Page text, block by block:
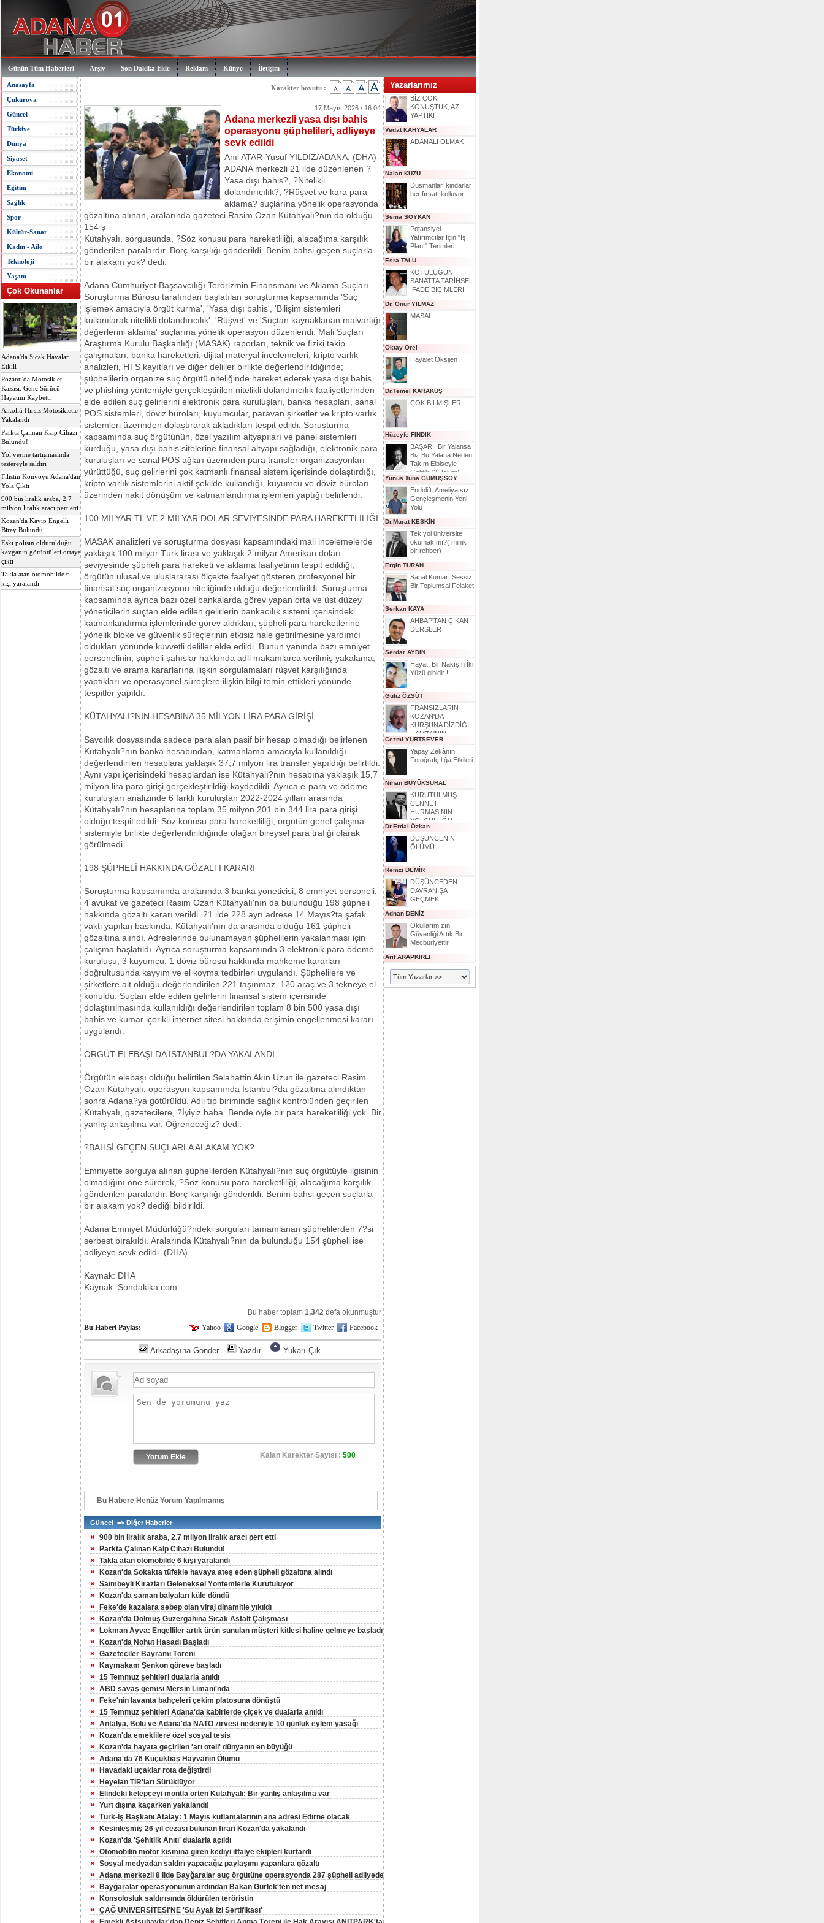
Günün Tüm Haberleri Arşiv Son Dakika Ekle Reklam Künye İletişim
Anasayfa
Çukurova
Güncel
Türkiye
Dünya
Siyaset
Ekonomi
Eğitim
Sağlık
Spor
Kültür-Sanat
Kadın - Aile
Teknoloji
Yaşam
Çok Okunanlar
Adana'da Sıcak Havalar
Etkili
Pozantı'da Motosiklet
Kazası: Genç Sürücü
Hayatını Kaybetti
Alkollü Hırsız Motosikletle
Yakalandı
Parkta Çalınan Kalp Cihazı
Bulundu!
Yol verme tartışmasında
testereyle saldırı
Filistin Konvoyu Adana'dan
Yola Çıktı
900 bin liralık araba, 2.7
milyon liralık aracı pert etti
Kozan'da Kayıp Engelli
Birey Bulundu
Eski polisin öldürüldüğü
kavganın görüntüleri ortaya
çıktı
Takla atan otomobilde 6
kişi yaralandı
Karakter boyutu :
17 Mayıs 2026 / 16:04
Adana merkezli yasa dışı bahis
operasyonu şüphelileri, adliyeye
sevk edildi
Anıl ATAR-Yusuf YILDIZ/ADANA, (DHA)-
ADANA merkezli 21 ilde düzenlenen ?
Yasa dışı bahis?, ?Nitelikli
dolandırıcılık?, ?Rüşvet ve kara para
aklama? suçlarına yönelik operasyonda
gözaltına alınan, aralarında gazeteci Rasim Ozan Kütahyalı?nın da olduğu
154 ş
Kütahyalı, sorgusunda, ?Söz konusu para hareketliliği, alacağıma karşılık
gönderilen paralardır. Borç karşılığı gönderildi. Benim bahsi geçen suçlarla
bir alakam yok? dedi.
Adana Cumhuriyet Başsavcılığı Terörizmin Finansmanı ve Aklama Suçları
Soruşturma Bürosu tarafından başlatılan soruşturma kapsamında 'Suç
işlemek amacıyla örgüt kurma', 'Yasa dışı bahis', 'Bilişim sistemleri
kullanılarak nitelikli dolandırıcılık', 'Rüşvet' ve 'Suçtan kaynaklanan malvarlığı
değerlerini aklama' suçlarına yönelik operasyon düzenlendi. Mali Suçları
Araştırma Kurulu Başkanlığı (MASAK) raporları, teknik ve fiziki takip
çalışmaları, banka hareketleri, dijital materyal incelemeleri, kripto varlık
analizleri, HTS kayıtları ve diğer deliller birlikte değerlendirildiğinde;
şüphelilerin organize suç örgütü niteliğinde hareket ederek yasa dışı bahis
ve phishing yöntemiyle gerçekleştirilen nitelikli dolandırıcılık faaliyetlerinden
elde edilen suç gelirlerini elektronik para kuruluşları, banka hesapları, sanal
POS sistemleri, döviz büroları, kuyumcular, paravan şirketler ve kripto varlık
sistemleri üzerinden dolaştırarak akladıkları tespit edildi. Soruşturma
kapsamında suç örgütünün, özel yazılım altyapıları ve panel sistemleri
kurduğu, yasa dışı bahis sitelerine finansal altyapı sağladığı, elektronik para
kuruluşları ve sanal POS ağları üzerinden para transfer organizasyonları
yürüttüğü, suç gelirlerini çok katmanlı finansal sistem içerisinde dolaştırdığı,
kripto varlık sistemlerini aktif şekilde kullandığı, kuyumcu ve döviz büroları
üzerinden nakit dönüşüm ve katmanlandırma işlemleri yaptığı belirlendi.
100 MİLYAR TL VE 2 MİLYAR DOLAR SEVİYESİNDE PARA HAREKETLİLİĞİ
MASAK analizleri ve soruşturma dosyası kapsamındaki mali incelemelerde
yaklaşık 100 milyar Türk lirası ve yaklaşık 2 milyar Amerikan doları
seviyesinde şüpheli para hareketi ve aklama faaliyetinin tespit edildiği,
örgütün ulusal ve uluslararası ölçekte faaliyet gösteren profesyonel bir
finansal suç organizasyonu niteliğinde olduğu değerlendirildi. Soruşturma
kapsamında ayrıca bazı özel bankalarda görev yapan orta ve üst düzey
yöneticilerin suçtan elde edilen gelirlerin bankacılık sistemi içerisindeki
katmanlandırma işlemlerinde görev aldıkları, şüpheli para hareketlerine
yönelik bloke ve güvenlik süreçlerinin etkisiz hale getirilmesine yardımcı
oldukları yönünde kuvvetli deliller elde edildi. Bunun yanında bazı emniyet
personelinin, şüpheli şahıslar hakkında adli makamlarca verilmiş yakalama,
gözaltı ve arama kararlarına ilişkin sorgulamaları rüşvet karşılığında
yaptıkları ve operasyonel süreçlere ilişkin bilgi temin ettikleri yönünde
tespitler yapıldı.
KÜTAHYALI?NIN HESABINA 35 MİLYON LİRA PARA GİRİŞİ
Savcılık dosyasında sadece para alan pasif bir hesap olmadığı belirlenen
Kütahyalı?nın banka hesabından, katmanlama amacıyla kullanıldığı
değerlendirilen hesaplara yaklaşık 37,7 milyon lira transfer yapıldığı belirtildi.
Aynı yapı içerisindeki hesaplardan ise Kütahyalı?nın hesabına yaklaşık 15,7
milyon lira para girişi gerçekleştirildiği kaydedildi. Ayrıca e-para ve ödeme
kuruluşları analizinde 6 farklı kuruluştan 2022-2024 yılları arasında
Kütahyalı?nın hesaplarına toplam 35 milyon 201 bin 344 lira para girişi
olduğu tespit edildi. Söz konusu para hareketliliği, örgütün genel çalışma
sistemiyle birlikte değerlendirildiğinde olağan bireysel para trafiği olarak
görülmedi.
198 ŞÜPHELİ HAKKINDA GÖZALTI KARARI
Soruşturma kapsamında aralarında 3 banka yöneticisi, 8 emniyet personeli,
4 avukat ve gazeteci Rasim Ozan Kütahyalı'nın da bulunduğu 198 şüpheli
hakkında gözaltı kararı verildi. 21 ilde 228 ayrı adrese 14 Mayıs?ta şafak
vakti yapılan baskında, Kütahyalı'nın da arasında olduğu 161 şüpheli
gözaltına alındı. Adreslerinde bulunamayan şüphelilerin yakalanması için
çalışma başlatıldı. Ayrıca soruşturma kapsamında 3 elektronik para ödeme
kuruluşu, 3 kuyumcu, 1 döviz bürosu hakkında mahkeme kararları
doğrultusunda kayyım ve el koyma tedbirleri uygulandı. Şüphelilere ve
şirketlere ait olduğu değerlendirilen 221 taşınmaz, 120 araç ve 3 tekneye el
konuldu. Suçtan elde edilen gelirlerin finansal sistem içerisinde
dolaştırılmasında kullanıldığı değerlendirilen toplam 8 bin 500 yasa dışı
bahis ve kumar içerikli internet sitesi hakkında erişimin engellenmesi kararı
uygulandı.
ÖRGÜT ELEBAŞI DA İSTANBUL?DA YAKALANDI
Örgütün elebaşı olduğu belirtilen Selahattin Akın Uzun ile gazeteci Rasim
Ozan Kütahyalı, operasyon kapsamında İstanbul?da gözaltına alındıktan
sonra Adana?ya götürüldü. Adli tıp biriminde sağlık kontrolünden geçirilen
Kütahyalı, gazetecilere, ?İyiyiz baba. Bende öyle bir para hareketliliği yok. Bir
yanlış anlaşılma var. Öğreneceğiz? dedi.
?BAHSİ GEÇEN SUÇLARLA ALAKAM YOK?
Emniyette sorguya alınan şüphelilerden Kütahyalı?nın suç örgütüyle ilgisinin
olmadığını öne sürerek, ?Söz konusu para hareketliliği, alacağıma karşılık
gönderilen paralardır. Borç karşılığı gönderildi. Benim bahsi geçen suçlarla
bir alakam yok? dediği bildirildi.
Adana Emniyet Müdürlüğü?ndeki sorguları tamamlanan şüphelilerden 7?si
serbest bırakıldı. Aralarında Kütahyalı?nın da bulunduğu 154 şüpheli ise
adliyeye sevk edildi. (DHA)
Kaynak: DHA
Kaynak: Sondakika.com
Bu haber toplam 1,342 defa okunmuştur
Bu Haberi Paylas:
Yahoo Google Blogger Twitter Facebook
Arkadaşına Gönder Yazdır Yukarı Çık
Kalan Karekter Sayısı : 500
Bu Habere Henüz Yorum Yapılmamış
Güncel => Diğer Haberler
» 900 bin liralık araba, 2.7 milyon liralık aracı pert etti
» Parkta Çalınan Kalp Cihazı Bulundu!
» Takla atan otomobilde 6 kişi yaralandı
» Kozan'da Sokakta tüfekle havaya ateş eden şüpheli gözaltına alındı
» Saimbeyli Kirazları Geleneksel Yöntemlerle Kurutuluyor
» Kozan'da saman balyaları küle döndü
» Feke'de kazalara sebep olan viraj dinamitle yıkıldı
» Kozan'da Dolmuş Güzergahına Sıcak Asfalt Çalışması
» Lokman Ayva: Engelliler artık ürün sunulan müşteri kitlesi haline gelmeye başladı
» Kozan'da Nohut Hasadı Başladı
» Gazeteciler Bayramı Töreni
» Kaymakam Şenkon göreve başladı
» 15 Temmuz şehitleri dualarla anıldı
» ABD savaş gemisi Mersin Limanı'nda
» Feke'nin lavanta bahçeleri çekim platosuna dönüştü
» 15 Temmuz şehitleri Adana'da kabirlerde çiçek ve dualarla anıldı
» Antalya, Bolu ve Adana'da NATO zirvesi nedeniyle 10 günlük eylem yasağı
» Kozan'da emeklilere özel sosyal tesis
» Kozan'da hayata geçirilen 'arı oteli' dünyanın en büyüğü
» Adana'da 76 Küçükbaş Hayvanın Ölümü
» Havadaki uçaklar rota değiştirdi
» Heyelan TIR'ları Sürüklüyor
» Elindeki kelepçeyi montla örten Kütahyalı: Bir yanlış anlaşılma var
» Yurt dışına kaçarken yakalandı!
» Türk-İş Başkanı Atalay: 1 Mayıs kutlamalarının ana adresi Edirne olacak
» Kesinleşmiş 26 yıl cezası bulunan firari Kozan'da yakalandı
» Kozan'da 'Şehitlik Anıtı' dualarla açıldı
» Otomobilin motor kısmına giren kediyi itfaiye ekipleri kurtardı
» Sosyal medyadan saldırı yapacağız paylaşımı yapanlara gözaltı
» Adana merkezli 8 ilde Bayğaralar suç örgütüne operasyonda 287 şüpheli adliyede
» Bayğaralar operasyonunun ardından Bakan Gürlek'ten net mesaj
» Konsolosluk saldırısında öldürülen teröristin
» ÇAĞ ÜNİVERSİTESİ'NE 'Su Ayak İzi Sertifikası'
Yazarlarımız
BİZ ÇOK
KONUŞTUK, AZ
YAPTIK!
Vedat KAHYALAR
ADANALI OLMAK
Nalan KUZU
Düşmanlar, kindarlar
her fırsatı kolluyor
Sema SOYKAN
Potansiyel
Yatırımcılar İçin "İş
Planı" Terimleri
Esra TALU
KÖTÜLÜĞÜN
SANATTA TARİHSEL
İFADE BİÇİMLERİ
Dr. Onur YILMAZ
MASAL
Oktay Orel
Hayalet Oksijen
Dr.Temel KARAKUŞ
ÇOK BİLMİŞLER
Hüzeyfe FINDIK
BAŞARI: Bir Yalansa
Biz Bu Yalana Neden
Takım Elbiseyle
Geldik (2.Bölüm)
Yunus Tuna GÜMÜŞSOY
Endolift: Ameliyatsız
Gençleşmenin Yeni
Yolu
Dr.Murat KESKİN
Tek yol üniversite
okumak mı?( minik
bir rehber)
Ergin TURAN
Sanal Kumar: Sessiz
Bir Toplumsal Felaket
Serkan KAYA
AHBAP'TAN ÇIKAN
DERSLER
Serdar AYDIN
Hayat, Bir Nakışın İki
Yüzü gibidir !
Güliz ÖZSÜT
FRANSIZLARIN
KOZAN'DA
KURŞUNA DİZDİĞİ
HAMZA'NIN
HİKAYESİ
Cezmi YURTSEVER
Yapay Zekânın
Fotoğrafçılığa Etkileri
Nihan BÜYÜKSURAL
KURUTULMUŞ
CENNET
HURMASININ
YOLCULUĞU
Dr.Erdal Özkan
DÜŞÜNCENİN
ÖLÜMÜ
Remzi DEMİR
DÜŞÜNCEDEN
DAVRANIŞA
GEÇMEK
Adnan DENİZ
Okullarımızın
Güvenliği Artık Bir
Mecburiyettir
Arif ARAPKİRLİ